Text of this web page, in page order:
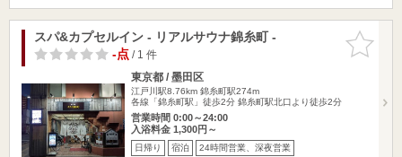
お気に入
りに追加
スパ&カプセルイン - リアルサウナ錦糸町 -
-点/ 1 件
東京都 / 墨田区
江戸川駅8.76km 錦糸町駅274m
各線「錦糸町駅」徒歩2分 錦糸町駅北口より徒歩2分
営業時間 0:00～24:00
入浴料金 1,300円～
日帰り 宿泊 24時間営業、深夜営業